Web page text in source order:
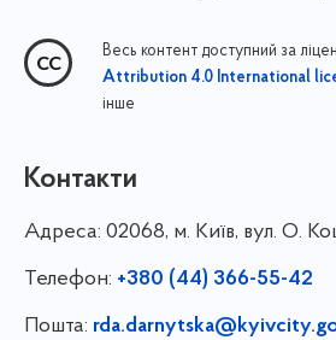
Весь контент доступний за
Attribution 4.0 International
інше
Контакти
Адреса: 02068, м. Київ, вул. О.
Телефон: +380 (44) 366-55-42
Пошта: